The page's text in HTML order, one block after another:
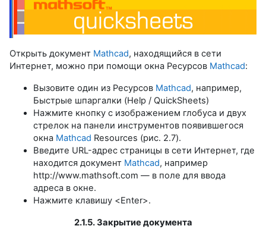
Открыть документ Mathcad, находящийся в сети
Интернет, можно при помощи окна Ресурсов Mathcad:
Вызовите один из Ресурсов Mathcad, например,
Быстрые шпаргалки (Help / QuickSheets)
Нажмите кнопку с изображением глобуса и двух
стрелок на панели инструментов появившегося
окна Mathcad Resources (рис. 2.7).
Введите URL-адрес страницы в сети Интернет, где
находится документ Mathcad, например
http://www.mathsoft.com — в поле для ввода
адреса в окне.
Нажмите клавишу <Enter>.
2.1.5. Закрытие документа